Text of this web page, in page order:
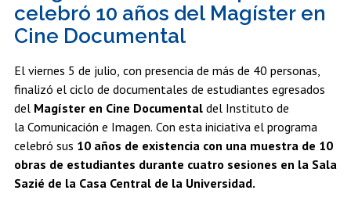
EXTENSIÓN
INTERNACIONAL
ADMISIÓN
CINE Y TV
Estudiantes Académicos Egresados
celebró 10 años del Magíster en
Cine Documental
El viernes 5 de julio, con presencia de más de 40 personas,
finalizó el ciclo de documentales de estudiantes egresados
del Magíster en Cine Documental del Instituto de
la Comunicación e Imagen. Con esta iniciativa el programa
celebró sus 10 años de existencia con una muestra de 10
obras de estudiantes durante cuatro sesiones en la Sala
Sazié de la Casa Central de la Universidad.